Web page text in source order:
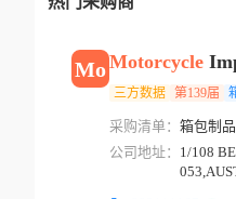
MoMotorcycle
三方数据 第139届
采购清单： 箱包制
公司地址： 1/108